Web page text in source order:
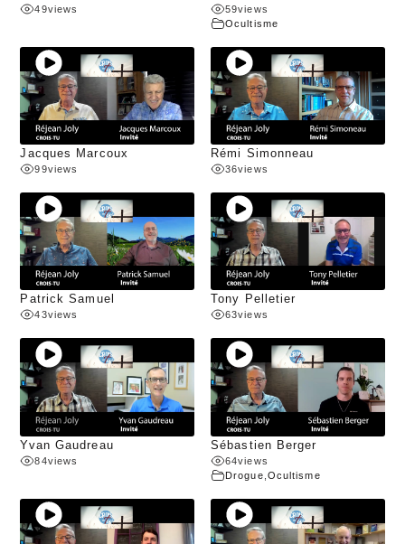
49views 59views
Ocultisme
Jacques Marcoux
99views
Rémi Simonneau
36views
Patrick Samuel
43views
Tony Pelletier
63views
Yvan Gaudreau
84views
Sébastien Berger
64views
Drogue Ocultisme